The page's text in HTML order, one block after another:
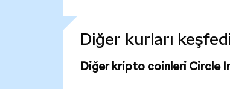
Diğer kurları
Diğer kripto coinleri Circle